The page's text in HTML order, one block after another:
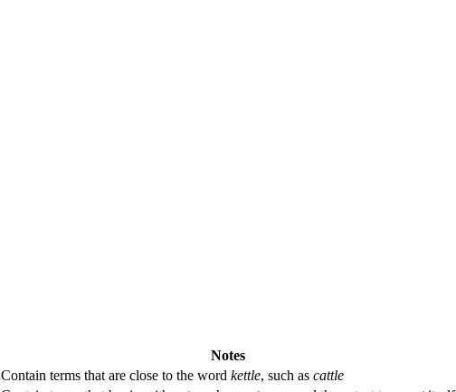
Notes
Contain terms that are close to the word kettle, such as cattle